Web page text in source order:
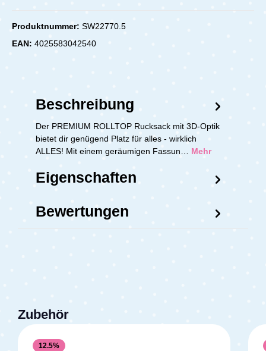
Produktnummer: SW22770.5
EAN: 4025583042540
Beschreibung
Der PREMIUM ROLLTOP Rucksack mit 3D-Optik
bietet dir genügend Platz für alles - wirklich
ALLES! Mit einem geräumigen Fassun… Mehr
Eigenschaften
Bewertungen
Zubehör
12.5%